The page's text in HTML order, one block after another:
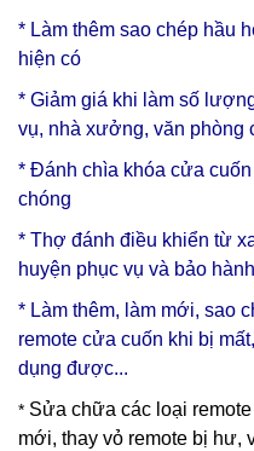
* Làm thêm sao chép hầu
hiện có
* Giảm giá khi làm số
vụ, nhà xưởng, văn phòng
* Đánh chìa khóa cửa
chóng
* Thợ đánh điều khiển từ
huyện phục vụ và bảo
* Làm thêm, làm mới, sao
remote cửa cuốn khi bị
dụng được...
* Sửa chữa các loại
mới, thay vỏ remote bị hư,